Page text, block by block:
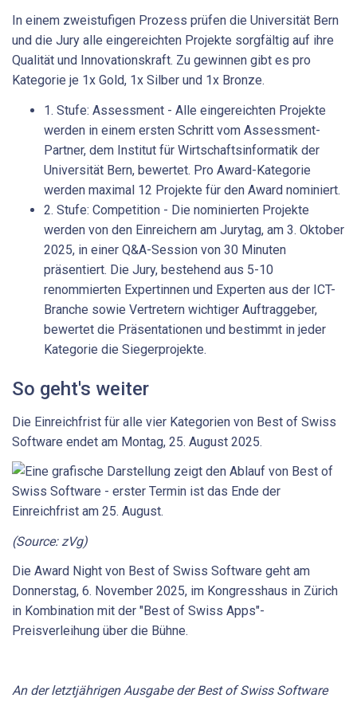
In einem zweistufigen Prozess prüfen die Universität Bern
und die Jury alle eingereichten Projekte sorgfältig auf ihre
Qualität und Innovationskraft. Zu gewinnen gibt es pro
Kategorie je 1x Gold, 1x Silber und 1x Bronze.
1. Stufe: Assessment - Alle eingereichten Projekte
werden in einem ersten Schritt vom Assessment-
Partner, dem Institut für Wirtschaftsinformatik der
Universität Bern, bewertet. Pro Award-Kategorie
werden maximal 12 Projekte für den Award nominiert.
2. Stufe: Competition - Die nominierten Projekte
werden von den Einreichern am Jurytag, am 3. Oktober
2025, in einer Q&A-Session von 30 Minuten
präsentiert. Die Jury, bestehend aus 5-10
renommierten Expertinnen und Experten aus der ICT-
Branche sowie Vertretern wichtiger Auftraggeber,
bewertet die Präsentationen und bestimmt in jeder
Kategorie die Siegerprojekte.
So geht's weiter
Die Einreichfrist für alle vier Kategorien von Best of Swiss
Software endet am Montag, 25. August 2025.
(Source: zVg)
Die Award Night von Best of Swiss Software geht am
Donnerstag, 6. November 2025, im Kongresshaus in Zürich
in Kombination mit der "Best of Swiss Apps"-
Preisverleihung über die Bühne.
An der letztjährigen Ausgabe der Best of Swiss Software